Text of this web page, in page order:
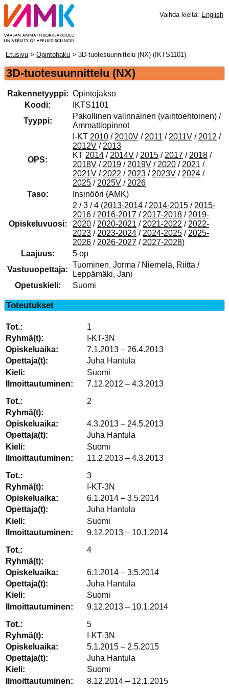
Vaihda kieltä: English
Etusivu >Opintohaku > 3D-tuotesuunnittelu (NX) (IKTS1101)
3D-tuotesuunnittelu (NX)
Rakennetyyppi: Opintojakso
Koodi:
IKTS1101
Tyyppi:
Pakollinen valinnainen (vaihtoehtoinen) /
Ammattiopinnot
OPS:
I-KT 2010 / 2010V / 2011 / 2011V / 2012 /
2012V / 2013
KT 2014 / 2014V / 2015 / 2017 / 2018 /
2018V / 2019 / 2019V / 2020 / 2021 /
2021V / 2022 / 2023 / 2023V / 2024 /
2025 / 2025V / 2026
Taso:
Insinööri (AMK)
Opiskeluvuosi:
2 / 3 / 4 (2013-2014 / 2014-2015 / 2015-
2016 / 2016-2017 / 2017-2018 / 2019-
2020 / 2020-2021 / 2021-2022 / 2022-
2023 / 2023-2024 / 2024-2025 / 2025-
2026 / 2026-2027 / 2027-2028)
Laajuus:
5 op
Vastuuopettaja:
Tuominen, Jorma / Niemelä, Riitta /
Leppämäki, Jani
Opetuskieli:
Suomi
Toteutukset
1
I-KT-3N
7.1.2013 – 26.4.2013
Juha Hantula
Suomi
7.12.2012 – 4.3.2013
2
4.3.2013 – 24.5.2013
Juha Hantula
Suomi
11.2.2013 – 4.3.2013
3
I-KT-3N
6.1.2014 – 3.5.2014
Juha Hantula
Suomi
9.12.2013 – 10.1.2014
4
6.1.2014 – 3.5.2014
Juha Hantula
Suomi
9.12.2013 – 10.1.2014
5
I-KT-3N
5.1.2015 – 2.5.2015
Juha Hantula
Suomi
8.12.2014 – 12.1.2015